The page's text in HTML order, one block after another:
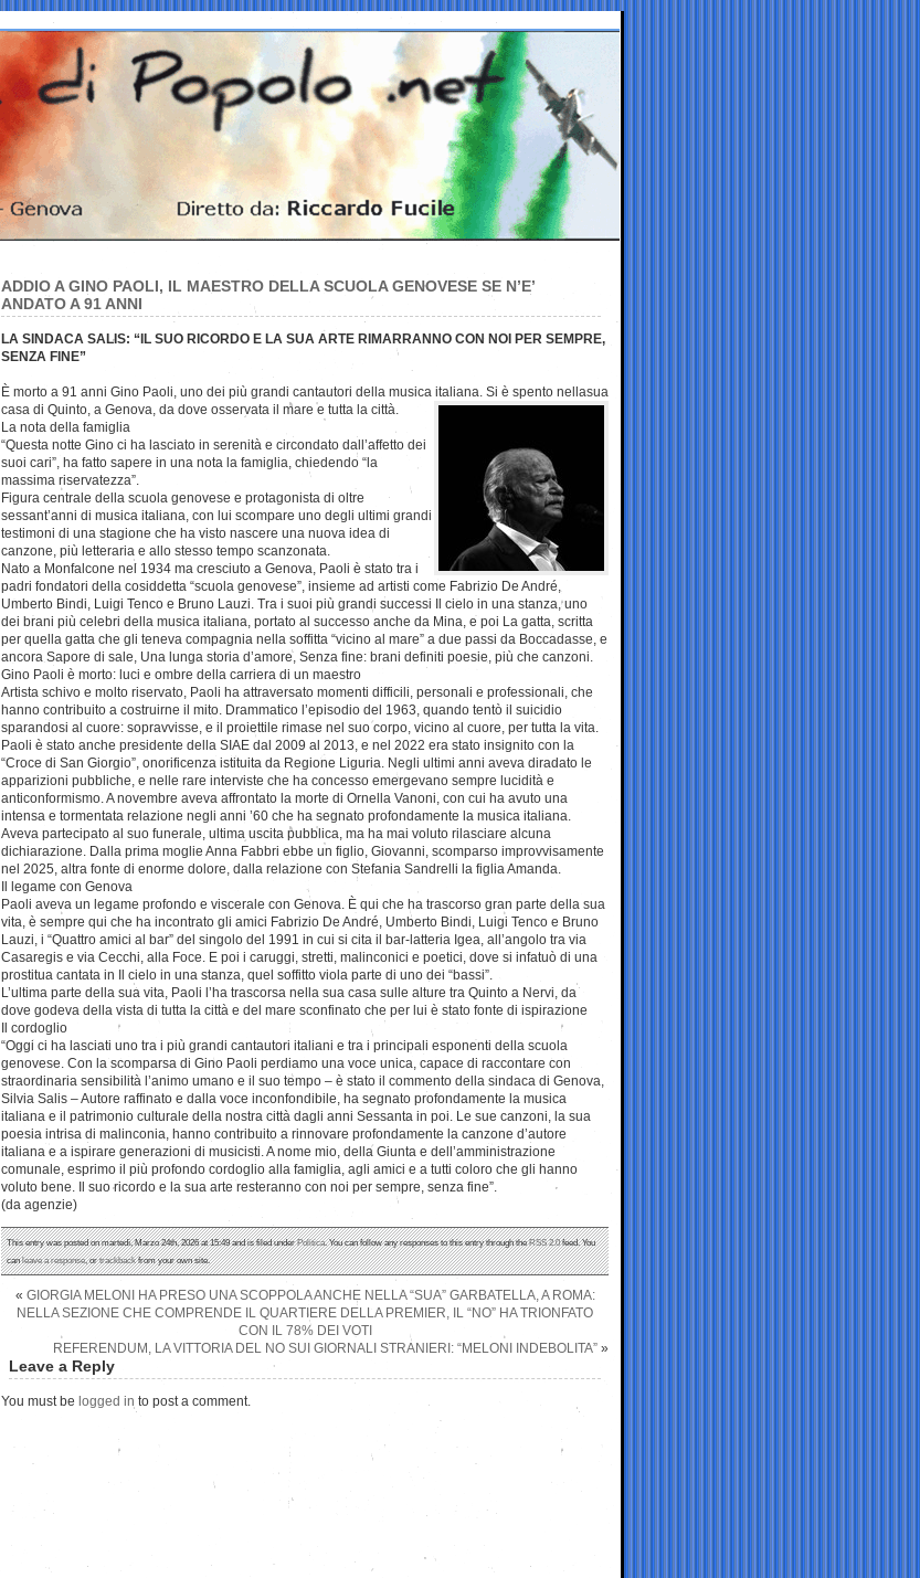
ADDIO A GINO PAOLI, IL MAESTRO DELLA SCUOLA GENOVESE SE N’E’
ANDATO A 91 ANNI
LA SINDACA SALIS: “IL SUO RICORDO E LA SUA ARTE RIMARRANNO CON NOI PER SEMPRE,
SENZA FINE”
È morto a 91 anni Gino Paoli, uno dei più grandi cantautori della musica italiana. Si è spento nellasua
casa di Quinto, a Genova, da dove osservata il mare e tutta la città.
La nota della famiglia
“Questa notte Gino ci ha lasciato in serenità e circondato dall’affetto dei
suoi cari”, ha fatto sapere in una nota la famiglia, chiedendo “la
massima riservatezza”.
Figura centrale della scuola genovese e protagonista di oltre
sessant’anni di musica italiana, con lui scompare uno degli ultimi grandi
testimoni di una stagione che ha visto nascere una nuova idea di
canzone, più letteraria e allo stesso tempo scanzonata.
Nato a Monfalcone nel 1934 ma cresciuto a Genova, Paoli è stato tra i
padri fondatori della cosiddetta “scuola genovese”, insieme ad artisti come Fabrizio De André,
Umberto Bindi, Luigi Tenco e Bruno Lauzi. Tra i suoi più grandi successi Il cielo in una stanza, uno
dei brani più celebri della musica italiana, portato al successo anche da Mina, e poi La gatta, scritta
per quella gatta che gli teneva compagnia nella soffitta “vicino al mare” a due passi da Boccadasse, e
ancora Sapore di sale, Una lunga storia d’amore, Senza fine: brani definiti poesie, più che canzoni.
Gino Paoli è morto: luci e ombre della carriera di un maestro
Artista schivo e molto riservato, Paoli ha attraversato momenti difficili, personali e professionali, che
hanno contribuito a costruirne il mito. Drammatico l’episodio del 1963, quando tentò il suicidio
sparandosi al cuore: sopravvisse, e il proiettile rimase nel suo corpo, vicino al cuore, per tutta la vita.
Paoli è stato anche presidente della SIAE dal 2009 al 2013, e nel 2022 era stato insignito con la
“Croce di San Giorgio”, onorificenza istituita da Regione Liguria. Negli ultimi anni aveva diradato le
apparizioni pubbliche, e nelle rare interviste che ha concesso emergevano sempre lucidità e
anticonformismo. A novembre aveva affrontato la morte di Ornella Vanoni, con cui ha avuto una
intensa e tormentata relazione negli anni ’60 che ha segnato profondamente la musica italiana.
Aveva partecipato al suo funerale, ultima uscita pubblica, ma ha mai voluto rilasciare alcuna
dichiarazione. Dalla prima moglie Anna Fabbri ebbe un figlio, Giovanni, scomparso improvvisamente
nel 2025, altra fonte di enorme dolore, dalla relazione con Stefania Sandrelli la figlia Amanda.
Il legame con Genova
Paoli aveva un legame profondo e viscerale con Genova. È qui che ha trascorso gran parte della sua
vita, è sempre qui che ha incontrato gli amici Fabrizio De André, Umberto Bindi, Luigi Tenco e Bruno
Lauzi, i “Quattro amici al bar” del singolo del 1991 in cui si cita il bar-latteria Igea, all’angolo tra via
Casaregis e via Cecchi, alla Foce. E poi i caruggi, stretti, malinconici e poetici, dove si infatuò di una
prostitua cantata in Il cielo in una stanza, quel soffitto viola parte di uno dei “bassi”.
L’ultima parte della sua vita, Paoli l’ha trascorsa nella sua casa sulle alture tra Quinto a Nervi, da
dove godeva della vista di tutta la città e del mare sconfinato che per lui è stato fonte di ispirazione
Il cordoglio
“Oggi ci ha lasciati uno tra i più grandi cantautori italiani e tra i principali esponenti della scuola
genovese. Con la scomparsa di Gino Paoli perdiamo una voce unica, capace di raccontare con
straordinaria sensibilità l’animo umano e il suo tempo – è stato il commento della sindaca di Genova,
Silvia Salis – Autore raffinato e dalla voce inconfondibile, ha segnato profondamente la musica
italiana e il patrimonio culturale della nostra città dagli anni Sessanta in poi. Le sue canzoni, la sua
poesia intrisa di malinconia, hanno contribuito a rinnovare profondamente la canzone d’autore
italiana e a ispirare generazioni di musicisti. A nome mio, della Giunta e dell’amministrazione
comunale, esprimo il più profondo cordoglio alla famiglia, agli amici e a tutti coloro che gli hanno
voluto bene. Il suo ricordo e la sua arte resteranno con noi per sempre, senza fine”.
(da agenzie)
This entry was posted on martedì, Marzo 24th, 2026 at 15:49 and is filed underPolitica. You can follow any responses to this entry through theRSS 2.0feed. You
canleave a response, ortrackbackfrom your own site.
« GIORGIA MELONI HA PRESO UNA SCOPPOLA ANCHE NELLA “SUA” GARBATELLA, A ROMA:
NELLA SEZIONE CHE COMPRENDE IL QUARTIERE DELLA PREMIER, IL “NO” HA TRIONFATO
CON IL 78% DEI VOTI
REFERENDUM, LA VITTORIA DEL NO SUI GIORNALI STRANIERI: “MELONI INDEBOLITA” »
Leave a Reply
You must be logged in to post a comment.